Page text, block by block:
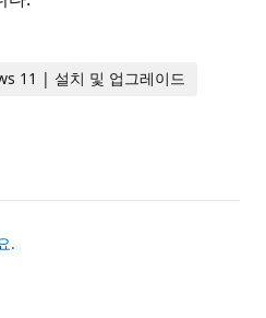
11 | 설치 및 업그레이드
.